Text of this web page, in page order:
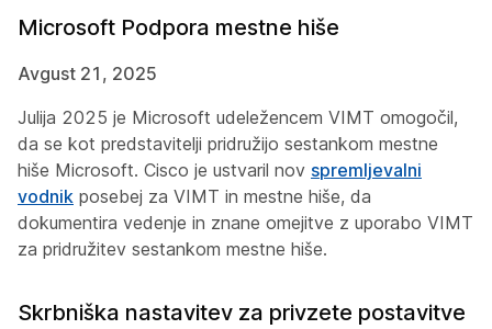
Microsoft Podpora mestne hiše
Avgust 21, 2025
Julija 2025 je Microsoft udeležencem VIMT omogočil,
da se kot predstavitelji pridružijo sestankom mestne
hiše Microsoft. Cisco je ustvaril nov spremljevalni
vodnik posebej za VIMT in mestne hiše, da
dokumentira vedenje in znane omejitve z uporabo VIMT
za pridružitev sestankom mestne hiše.
Skrbniška nastavitev za privzete postavitve